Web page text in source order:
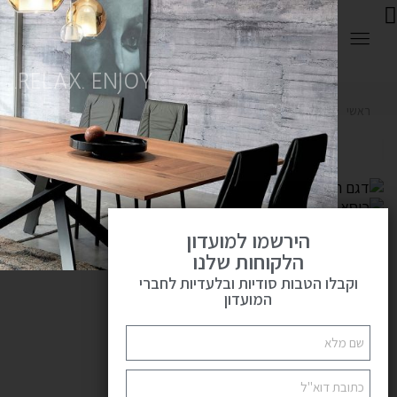
כסאות מעוצבים כיסא דגם רפטור
RELAX. ENJOY.
הירשמו למועדון
הלקוחות שלנו
וקבלו הטבות סודיות ובלעדיות לחברי
המועדון